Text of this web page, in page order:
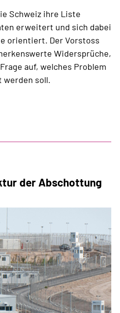
Schweiz ihre Liste
erweitert und sich dabei
orientiert. Der Vorstoss
Widersprüche,
auf, welches Problem
werden soll.
der Abschottung